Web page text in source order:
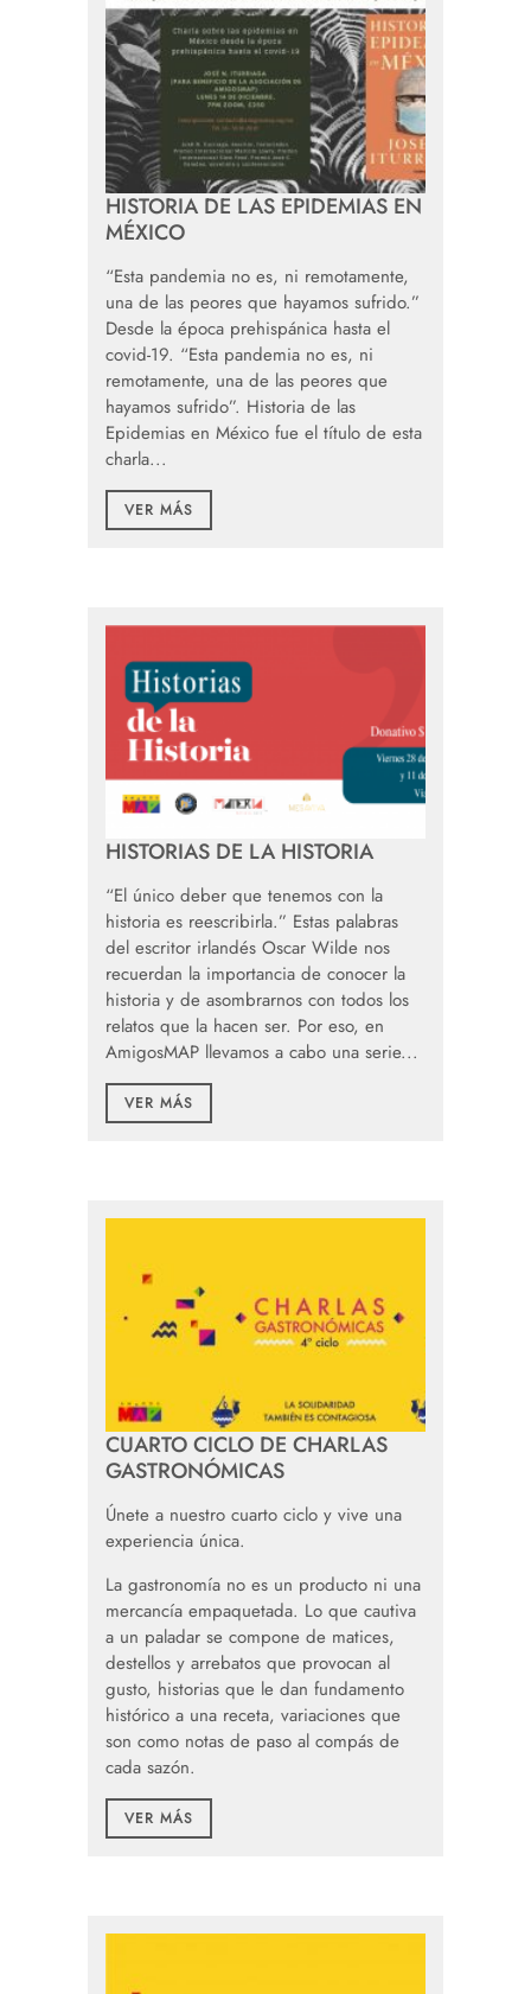
HISTORIA DE LAS EPIDEMIAS EN
MÉXICO
“Esta pandemia no es, ni remotamente,
una de las peores que hayamos sufrido.”
Desde la época prehispánica hasta el
covid-19. “Esta pandemia no es, ni
remotamente, una de las peores que
hayamos sufrido”. Historia de las
Epidemias en México fue el título de esta
charla...
VER MÁS
HISTORIAS DE LA HISTORIA
“El único deber que tenemos con la
historia es reescribirla.” Estas palabras
del escritor irlandés Oscar Wilde nos
recuerdan la importancia de conocer la
historia y de asombrarnos con todos los
relatos que la hacen ser. Por eso, en
AmigosMAP llevamos a cabo una serie...
VER MÁS
CUARTO CICLO DE CHARLAS
GASTRONÓMICAS
Únete a nuestro cuarto ciclo y vive una
experiencia única.
La gastronomía no es un producto ni una
mercancía empaquetada. Lo que cautiva
a un paladar se compone de matices,
destellos y arrebatos que provocan al
gusto, historias que le dan fundamento
histórico a una receta, variaciones que
son como notas de paso al compás de
cada sazón.
VER MÁS